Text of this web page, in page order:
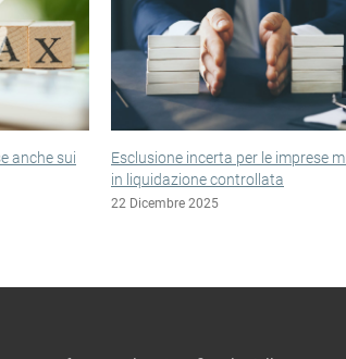
minori
Sopravvenienze non tassate anche
nelle nuove esdebitazioni
15 Dicembre 2025